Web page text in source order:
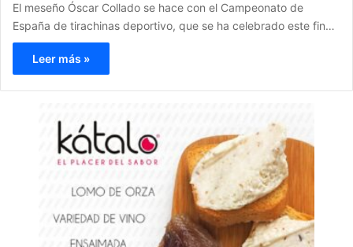
El meseño Óscar Collado se hace con el Campeonato de
España de tirachinas deportivo, que se ha celebrado este fin…
Leer más »